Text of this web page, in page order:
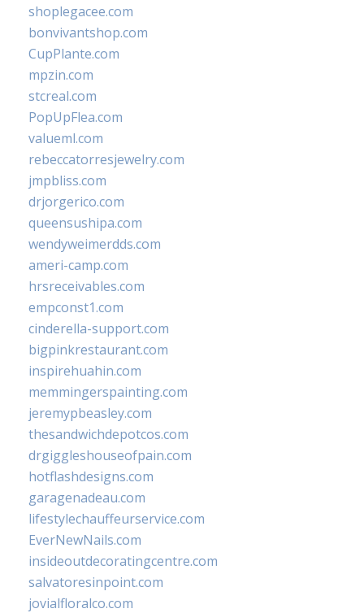
shoplegacee.com
bonvivantshop.com
CupPlante.com
mpzin.com
stcreal.com
PopUpFlea.com
valueml.com
rebeccatorresjewelry.com
jmpbliss.com
drjorgerico.com
queensushipa.com
wendyweimerdds.com
ameri-camp.com
hrsreceivables.com
empconst1.com
cinderella-support.com
bigpinkrestaurant.com
inspirehuahin.com
memmingerspainting.com
jeremypbeasley.com
thesandwichdepotcos.com
drgiggleshouseofpain.com
hotflashdesigns.com
garagenadeau.com
lifestylechauffeurservice.com
EverNewNails.com
insideoutdecoratingcentre.com
salvatoresinpoint.com
jovialfloralco.com